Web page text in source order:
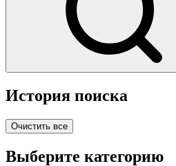
История поиска
Очистить все
Выберите категорию